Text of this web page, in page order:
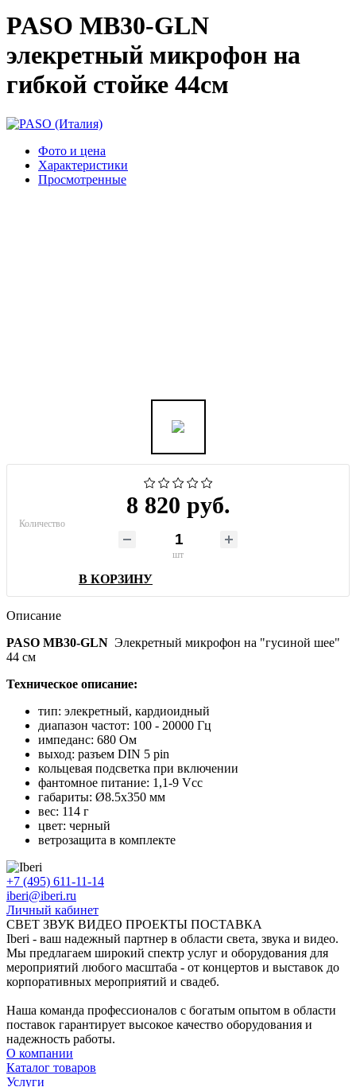
PASO MB30-GLN
элекретный микрофон на
гибкой стойке 44см
Фото и цена
Характеристики
Просмотренные
8 820 руб.
Количество
шт
В КОРЗИНУ
Описание
PASO MB30-GLN Элекретный микрофон на "гусиной шее"
44 см
Техническое описание:
тип: элекретный, кардиоидный
диапазон частот: 100 - 20000 Гц
импеданс: 680 Ом
выход: разъем DIN 5 pin
кольцевая подсветка при включении
фантомное питание: 1,1-9 Vcc
габариты: Ø8.5х350 мм
вес: 114 г
цвет: черный
ветрозащита в комплекте
+7 (495) 611-11-14
iberi@iberi.ru
Личный кабинет
СВЕТ ЗВУК ВИДЕО ПРОЕКТЫ ПОСТАВКА
Iberi - ваш надежный партнер в области света, звука и видео.
Мы предлагаем широкий спектр услуг и оборудования для
мероприятий любого масштаба - от концертов и выставок до
корпоративных мероприятий и свадеб.
Наша команда профессионалов с богатым опытом в области
поставок гарантирует высокое качество оборудования и
надежность работы.
О компании
Каталог товаров
Услуги